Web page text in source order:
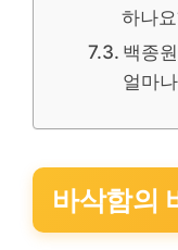
하나
백종
얼마
바삭함의